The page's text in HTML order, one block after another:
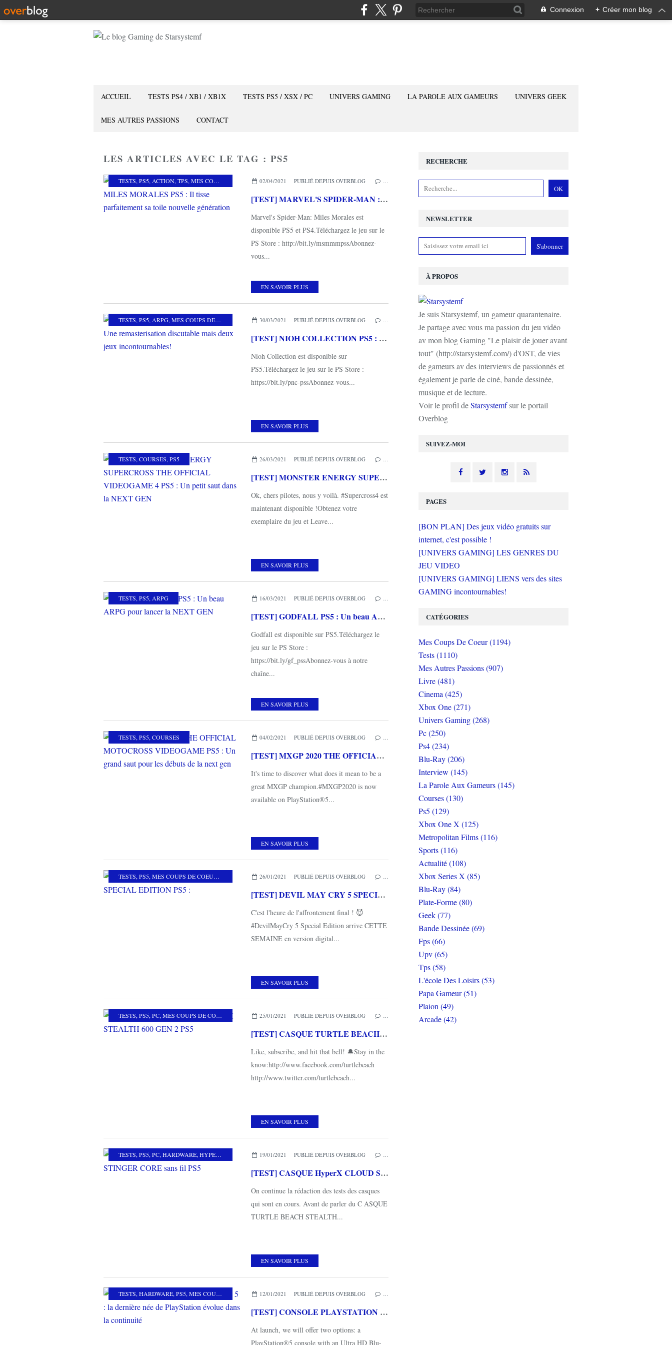
Connexion + Créer mon blog
ACCUEIL TESTS PS4 / XB1 / XB1X TESTS PS5 / XSX / PC UNIVERS GAMING LA PAROLE AUX GAMEURS UNIVERS GEEK
MES AUTRES PASSIONS CONTACT
LES ARTICLES AVEC LE TAG : PS5
TESTS, PS5, ACTION, TPS, MES COUPS DE COEUR 02/04/2021 PUBLIÉ DEPUIS OVERBLOG
[TEST] MARVEL'S SPIDER-MAN : MILES MORALES PS5 : Il tisse parfaitement sa toile nouvelle génération
Marvel's Spider-Man: Miles Morales est
disponible PS5 et PS4.Téléchargez le jeu sur le
PS Store : http://bit.ly/msmmmpssAbonnez-
vous...
EN SAVOIR PLUS
TESTS, PS5, ARPG, MES COUPS DE COEUR 30/03/2021 PUBLIÉ DEPUIS OVERBLOG
[TEST] NIOH COLLECTION PS5 : Une remasterisation discutable mais deux jeux incontournables!
Nioh Collection est disponible sur
PS5.Téléchargez le jeu sur le PS Store :
https://bit.ly/pnc-pssAbonnez-vous...
EN SAVOIR PLUS
TESTS, COURSES, PS5 26/03/2021 PUBLIÉ DEPUIS OVERBLOG
[TEST] MONSTER ENERGY SUPERCROSS THE OFFICIAL VIDEOGAME 4 PS5 : Un petit saut dans la NEXT GEN
Ok, chers pilotes, nous y voilà. #Supercross4 est
maintenant disponible !Obtenez votre
exemplaire du jeu et Leave...
EN SAVOIR PLUS
TESTS, PS5, ARPG 16/03/2021 PUBLIÉ DEPUIS OVERBLOG
[TEST] GODFALL PS5 : Un beau ARPG pour lancer la NEXT GEN
Godfall est disponible sur PS5.Téléchargez le
jeu sur le PS Store :
https://bit.ly/gf_pssAbonnez-vous à notre
chaîne...
EN SAVOIR PLUS
TESTS, PS5, COURSES 04/02/2021 PUBLIÉ DEPUIS OVERBLOG
[TEST] MXGP 2020 THE OFFICIAL MOTOCROSS VIDEOGAME PS5 : Un grand saut pour les débuts de la next gen
It's time to discover what does it mean to be a
great MXGP champion.#MXGP2020 is now
available on PlayStation®5...
EN SAVOIR PLUS
TESTS, PS5, MES COUPS DE COEUR , 26/01/2021 PUBLIÉ DEPUIS OVERBLOG
[TEST] DEVIL MAY CRY 5 SPECIAL EDITION PS5 :
C'est l'heure de l'affrontement final ! 😈
#DevilMayCry 5 Special Edition arrive CETTE
SEMAINE en version digital...
EN SAVOIR PLUS
TESTS, PS5, PC, MES COUPS DE COEUR TURTLE BEACH
25/01/2021 PUBLIÉ DEPUIS OVERBLOG
[TEST] CASQUE TURTLE BEACH STEALTH 600 GEN 2 PS5
Like, subscribe, and hit that bell! 🔔Stay in the
know:http://www.facebook.com/turtlebeach
http://www.twitter.com/turtlebeach...
EN SAVOIR PLUS
TESTS, PS5, PC, HARDWARE, HYPERX 19/01/2021 PUBLIÉ DEPUIS OVERBLOG
[TEST] CASQUE HyperX CLOUD STINGER CORE sans fil PS5
On continue la rédaction des tests des casques
qui sont en cours. Avant de parler du C ASQUE
TURTLE BEACH STEALTH...
EN SAVOIR PLUS
TESTS, HARDWARE, PS5, MES COUPS DE COEUR 12/01/2021 PUBLIÉ DEPUIS OVERBLOG
[TEST] CONSOLE PLAYSTATION 5 : la dernière née de PlayStation évolue dans la continuité
At launch, we will offer two options: a
PlayStation®5 console with an Ultra HD Blu-
NEWSLETTER
SUIVEZ-MOI
RECHERCHE
À PROPOS
Je suis Starsystemf, un gameur quarantenaire.
Je partage avec vous ma passion du jeu vidéo
av mon blog Gaming "Le plaisir de jouer avant
tout" (http://starsystemf.com/) d'OST, de vies
de gameurs av des interviews de passionnés et
également je parle de ciné, bande dessinée,
musique et de lecture.
Voir le profil deStarsystemfsur le portail
Overblog
PAGES
[BON PLAN] Des jeux vidéo gratuits sur
internet, c'est possible !
[UNIVERS GAMING] LES GENRES DU
JEU VIDEO
[UNIVERS GAMING] LIENS vers des sites
GAMING incontournables!
CATÉGORIES
Mes Coups De Coeur (1194)
Tests (1110)
Mes Autres Passions (907)
Livre (481)
Cinema (425)
Xbox One (271)
Univers Gaming (268)
Pc (250)
Ps4 (234)
Blu-Ray (206)
Interview (145)
La Parole Aux Gameurs (145)
Courses (130)
Ps5 (129)
Xbox One X (125)
Metropolitan Films (116)
Sports (116)
Actualité (108)
Xbox Series X (85)
Blu-Ray (84)
Plate-Forme (80)
Geek (77)
Bande Dessinée (69)
Fps (66)
Upv (65)
Tps (58)
L'école Des Loisirs (53)
Papa Gameur (51)
Plaion (49)
Arcade (42)